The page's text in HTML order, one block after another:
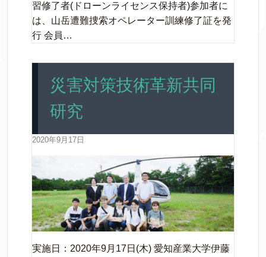
習修了者(ドローンライセンス保持者)参加者に
は、山岳遭難捜索オペレーター訓練修了証を発
行 会員…
災害対策技術革新共同
研究
2020年9月17日
実施日：2020年9月17日(木) 愛知産業大学伊藤